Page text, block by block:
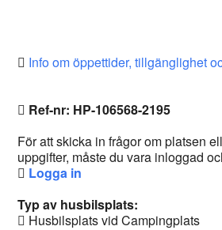
Info om öppettider, tillgänglighet
Ref-nr: HP-106568-2195
För att skicka in frågor om platsen
uppgifter, måste du vara inloggad
Logga in
Typ av husbilsplats:
Husbilsplats vid Campingplats